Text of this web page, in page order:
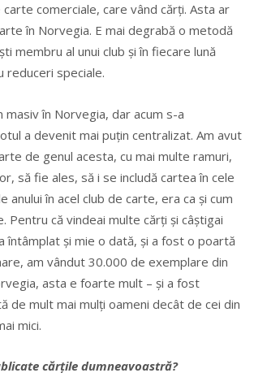
carte comerciale, care vând cărți. Asta ar
în Norvegia. E mai degrabă o metodă
membru al unui club și în fiecare lună
reduceri speciale.
masiv în Norvegia, dar acum s-a
a devenit mai puțin centralizat. Am avut
de genul acesta, cu mai multe ramuri,
să fie ales, să i se includă cartea în cele
anului în acel club de carte, era ca și cum
Pentru că vindeai multe cărți și câștigai
întâmplat și mie o dată, și a fost o poartă
am vândut 30.000 de exemplare din
asta e foarte mult – și a fost
de mult mai mulți oameni decât de cei din
mici.
cărțile dumneavoastră?